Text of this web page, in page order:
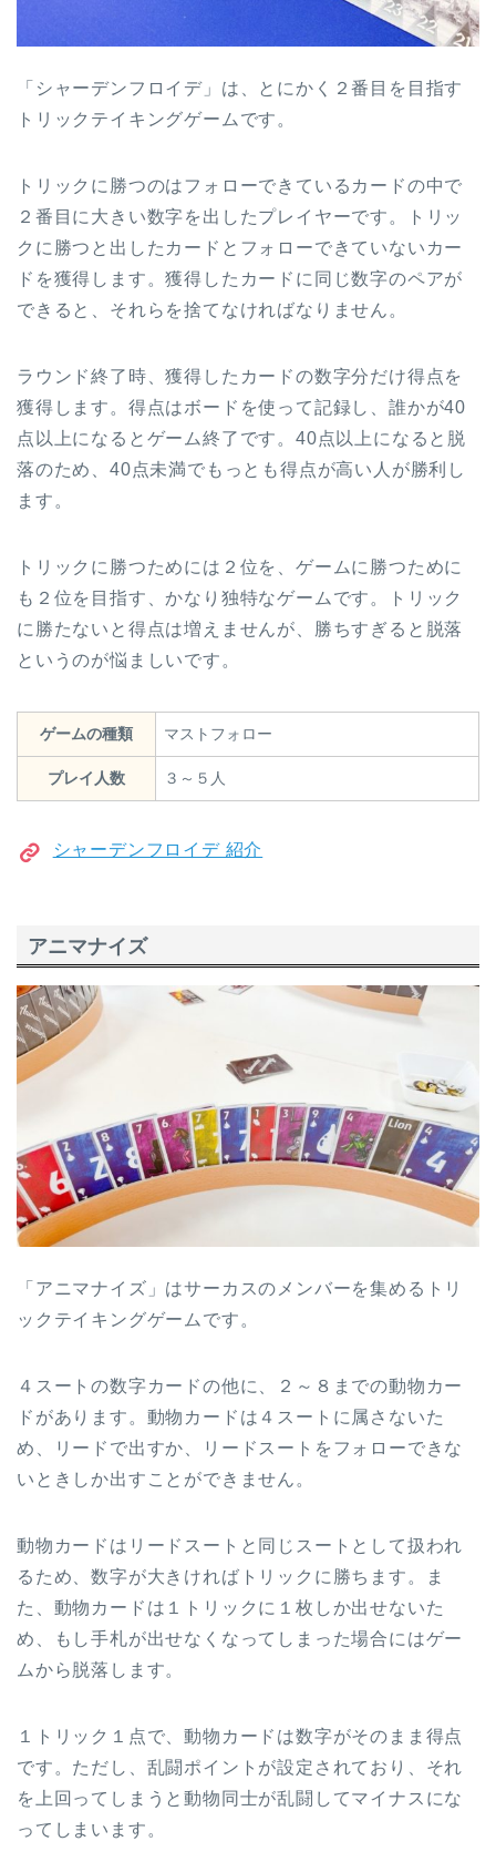
「シャーデンフロイデ」は、とにかく２番目を目指す
トリックテイキングゲームです。
トリックに勝つのはフォローできているカードの中で
２番目に大きい数字を出したプレイヤーです。トリッ
クに勝つと出したカードとフォローできていないカー
ドを獲得します。獲得したカードに同じ数字のペアが
できると、それらを捨てなければなりません。
ラウンド終了時、獲得したカードの数字分だけ得点を
獲得します。得点はボードを使って記録し、誰かが40
点以上になるとゲーム終了です。40点以上になると脱
落のため、40点未満でもっとも得点が高い人が勝利し
ます。
トリックに勝つためには２位を、ゲームに勝つために
も２位を目指す、かなり独特なゲームです。トリック
に勝たないと得点は増えませんが、勝ちすぎると脱落
というのが悩ましいです。
ゲームの種類 マストフォロー
プレイ人数 ３～５人
シャーデンフロイデ 紹介
アニマナイズ
「アニマナイズ」はサーカスのメンバーを集めるトリ
ックテイキングゲームです。
４スートの数字カードの他に、２～８までの動物カー
ドがあります。動物カードは４スートに属さないた
め、リードで出すか、リードスートをフォローできな
いときしか出すことができません。
動物カードはリードスートと同じスートとして扱われ
るため、数字が大きければトリックに勝ちます。ま
た、動物カードは１トリックに１枚しか出せないた
め、もし手札が出せなくなってしまった場合にはゲー
ムから脱落します。
１トリック１点で、動物カードは数字がそのまま得点
です。ただし、乱闘ポイントが設定されており、それ
を上回ってしまうと動物同士が乱闘してマイナスにな
ってしまいます。